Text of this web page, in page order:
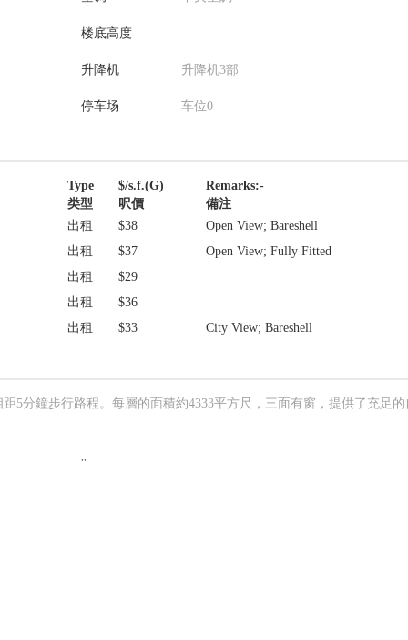
楼底高度
升降机 升降机3部
停车场 车位0
Type
类型
$/s.f.(G)
呎價
Remarks:-
備注
出租
$38
Open View; Bareshell
出租
$37
Open View; Fully Fitted
出租
$29
出租
$36
出租
$33 City View; Bareshell
5分鐘步行路程。每層的面積約4333平方尺，三面有窗，提供了充足的
''